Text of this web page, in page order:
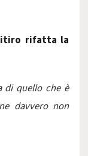
ritiro rifatta la
di quello che è
davvero non